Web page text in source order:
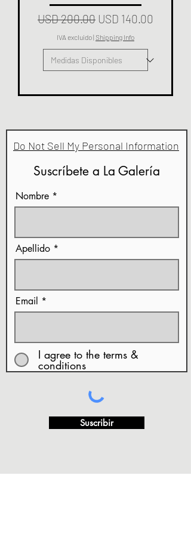
Precio
USD 200.00 Precio de oferta
USD 140.00
IVA excluido| Shipping Info
Do Not Sell My Personal Information
Suscríbete a La Galería
Nombre
Apellido
Email
I agree to the terms &
conditions
Suscribir
*Preguntas Frecuentes Politicas de Privacidad
Términos